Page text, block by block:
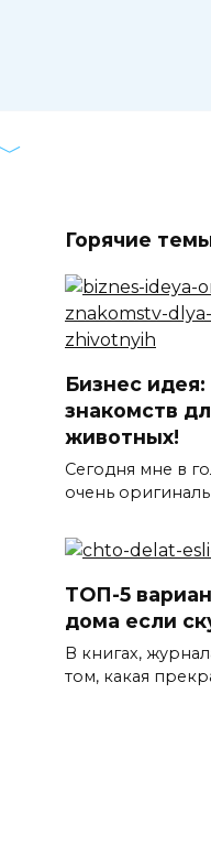
Горячие
Бизнес
знакомств
животных!
Сегодня мне в
очень
ТОП-5
дома если
В книгах,
том, какая